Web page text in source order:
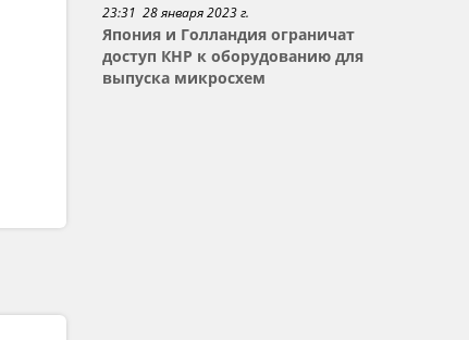
23:31 28 января 2023 г.
Япония и Голландия ограничат
доступ КНР к оборудованию для
выпуска микросхем